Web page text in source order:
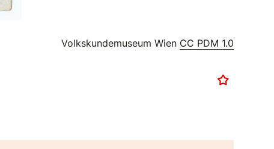
Volkskundemuseum Wien CC PDM 1.0